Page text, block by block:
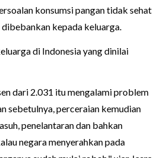
konsumsi pangan tidak sehat
kepada keluarga.
di Indonesia yang dinilai
dari 2.031 itu mengalami problem
sebetulnya, perceraian kemudian
penelantaran dan bahkan
negara menyerahkan pada